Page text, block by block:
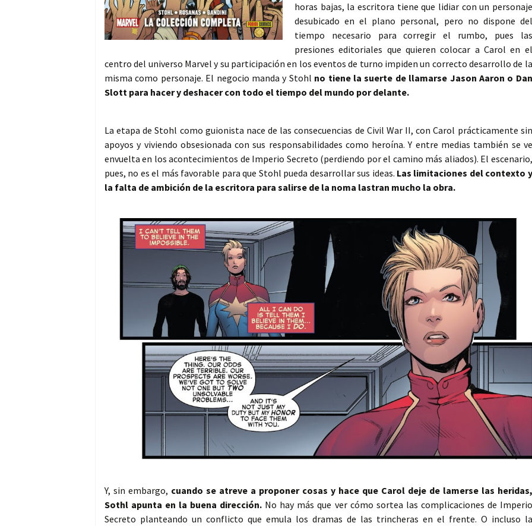
horas bajas, la escritora tiene que lidiar con un personaje
desubicado en el plano personal, pero no dispone del
tiempo necesario para corregir el rumbo, pues las
presiones editoriales que quieren colocar a Carol en el
centro del universo Marvel y su participación en los eventos de turno impiden un correcto desarrollo de la
misma como personaje. El negocio manda y Stohl no tiene la suerte de llamarse Jason Aaron o Dan
Slott para hacer y deshacer con todo el tiempo del mundo por delante.
La etapa de Stohl como guionista nace de las consecuencias de Civil War II, con Carol prácticamente sin
apoyos y viviendo obsesionada con sus responsabilidades como heroína. Y entre medias también se ve
envuelta en los acontecimientos de Imperio Secreto (perdiendo por el camino más aliados). El escenario,
pues, no es el más favorable para que Stohl pueda desarrollar sus ideas. Las limitaciones del contexto y
la falta de ambición de la escritora para salirse de la noma lastran mucho la obra.
Y, sin embargo, cuando se atreve a proponer cosas y hace que Carol deje de lamerse las heridas,
Sothl apunta en la buena dirección. No hay más que ver cómo sortea las complicaciones de Imperio
Secreto planteando un conflicto que emula los dramas de las trincheras en el frente. O incluso la